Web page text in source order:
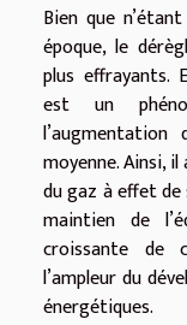
Bien que
époque, le
plus effrayants.
est un
moyenne. Ainsi,
du gaz à effet
maintien de
croissante de
l’ampleur du
énergétiques.